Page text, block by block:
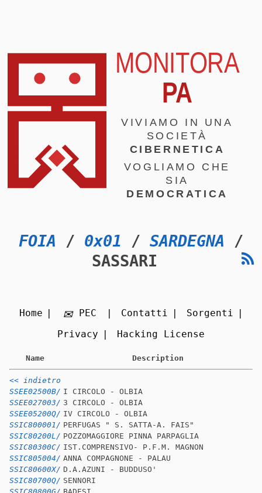
MONITORA
PA
VIVIAMO IN UNA
SOCIETÀ
CIBERNETICA
VOGLIAMO CHE
SIA
DEMOCRATICA
FOIA / 0x01 / SARDEGNA /
SASSARI
Home PEC Contatti
Sorgenti
Privacy
Hacking License
Name Description
<< indietro
SSEE02500B/ I CIRCOLO - OLBIA
SSEE027003/ 3 CIRCOLO - OLBIA
SSEE05200Q/ IV CIRCOLO - OLBIA
SSIC800001/ PERFUGAS " S. SATTA-A. FAIS"
SSIC80200L/ POZZOMAGGIORE PINNA PARPAGLIA
SSIC80300C/ IST.COMPRENSIVO- P.F.M. MAGNON
SSIC805004/ ANNA COMPAGNONE - PALAU
SSIC80600X/ D.A.AZUNI - BUDDUSO'
SSIC80700Q/ SENNORI